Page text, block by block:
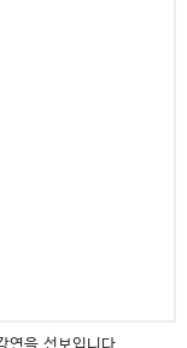
연을 선보입니다.